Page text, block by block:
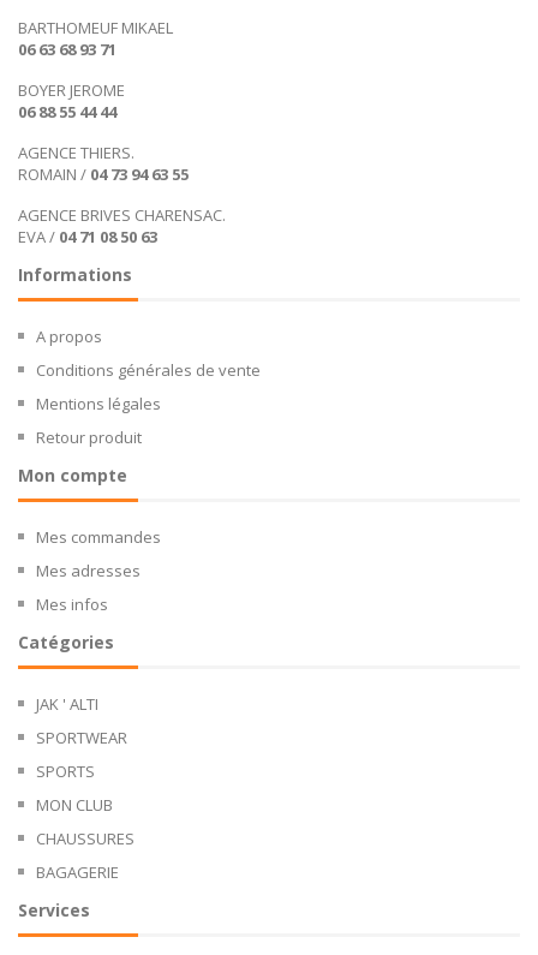
BARTHOMEUF MIKAEL
06 63 68 93 71
BOYER JEROME
06 88 55 44 44
AGENCE THIERS.
ROMAIN / 04 73 94 63 55
AGENCE BRIVES CHARENSAC.
EVA / 04 71 08 50 63
Informations
A propos
Conditions générales de vente
Mentions légales
Retour produit
Mon compte
Mes commandes
Mes adresses
Mes infos
Catégories
JAK ' ALTI
SPORTWEAR
SPORTS
MON CLUB
CHAUSSURES
BAGAGERIE
Services